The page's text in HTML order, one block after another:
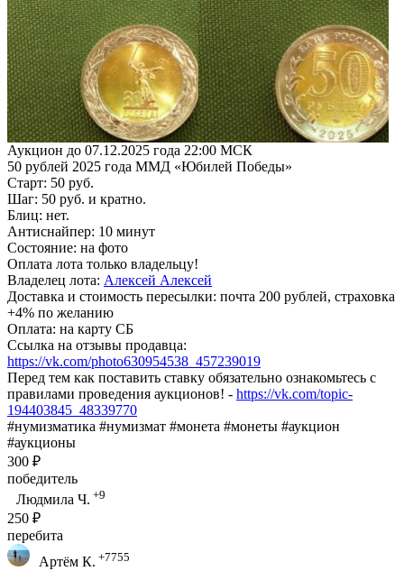
Аукцион до 07.12.2025 года 22:00 МСК
50 рублей 2025 года ММД «Юбилей Победы»
Старт: 50 руб.
Шаг: 50 руб. и кратно.
Блиц: нет.
Антиснайпер: 10 минут
Состояние: на фото
Оплата лота только владельцу!
Владелец лота: Алексей Алексей
Доставка и стоимость пересылки: почта 200 рублей, страховка
+4% по желанию
Оплата: на карту СБ
Ссылка на отзывы продавца:
https://vk.com/photo630954538_457239019
Перед тем как поставить ставку обязательно ознакомьтесь с
правилами проведения аукционов! - https://vk.com/topic-
194403845_48339770
#нумизматика #нумизмат #монета #монеты #аукцион
#аукционы
300 ₽
победитель
Людмила Ч. +9
250 ₽
перебита
Артём К. +7755